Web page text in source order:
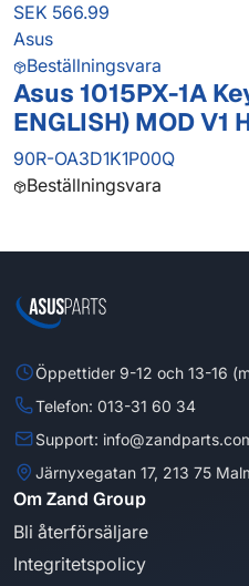
SEK 566.99
Asus
Beställningsvara
Asus 1015PX-1A
ENGLISH) MOD V1
90R-OA3D1K1P00Q
Beställningsvara
Öppettider 9-12 och 13-16
Telefon: 013-31 60 34
Support:
Järnyxegatan 17, 213 75
Om Zand Group
Bli återförsäljare
Integritetspolicy